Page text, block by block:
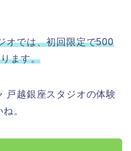
オでは、初回限定で500
ます。
戸越銀座スタジオの体験
。